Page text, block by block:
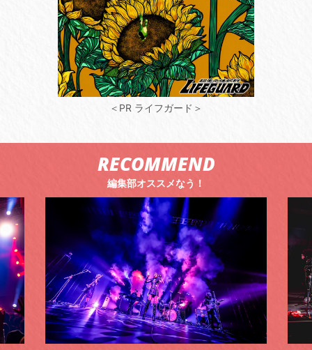
＜PR ライフガード＞
RECOMMEND
編集部オススメなう！